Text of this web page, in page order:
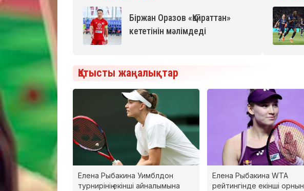
Біржан Оразов «Қайраттан»
кететінін мәлімдеді
Қатысты жаңалықтар
Елена Рыбакина Уимблдон
турнирінің екінші айналымына
Елена Рыбакина WTA
рейтингінде екінші орнын